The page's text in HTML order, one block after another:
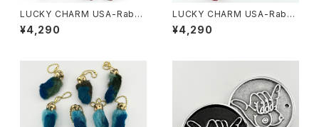
LUCKY CHARM USA-Rabbi
ts Foot key chain,Burgund
y N.O.S.
¥4,290
LUCKY CHARM USA-Rabbi
ts Foot key chain,Red N.O.
S.
¥4,290